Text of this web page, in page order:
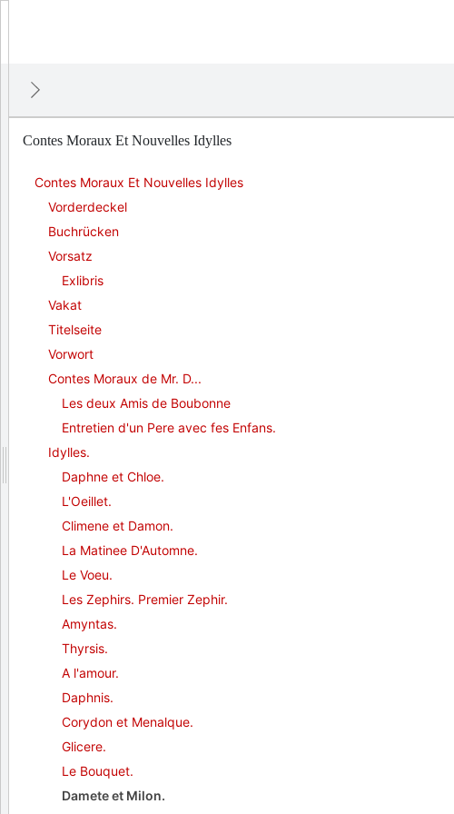
Contes Moraux Et Nouvelles Idylles
Contes Moraux Et Nouvelles Idylles
Vorderdeckel
Buchrücken
Vorsatz
Exlibris
Vakat
Titelseite
Vorwort
Contes Moraux de Mr. D...
Les deux Amis de Boubonne
Entretien d'un Pere avec fes Enfans.
Idylles.
Daphne et Chloe.
L'Oeillet.
Climene et Damon.
La Matinee D'Automne.
Le Voeu.
Les Zephirs. Premier Zephir.
Amyntas.
Thyrsis.
A l'amour.
Daphnis.
Corydon et Menalque.
Glicere.
Le Bouquet.
Damete et Milon.